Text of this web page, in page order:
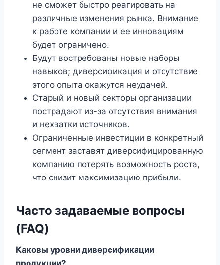
не сможет быстро реагировать на
различные изменения рынка. Внимание
к работе компании и ее инновациям
будет ограничено.
Будут востребованы новые наборы
навыков; диверсификация и отсутствие
этого опыта окажутся неудачей.
Старый и новый секторы организации
пострадают из-за отсутствия внимания
и нехватки источников.
Ограниченные инвестиции в конкретный
сегмент заставят диверсифицированную
компанию потерять возможность роста,
что снизит максимизацию прибыли.
Часто задаваемые вопросы
(FAQ)
Каковы уровни диверсификации
продукции?